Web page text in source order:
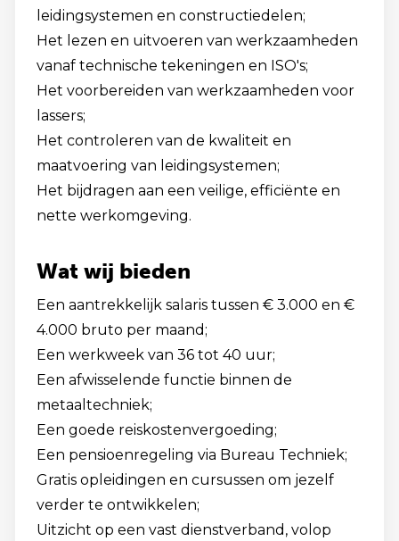
leidingsystemen en constructiedelen;
Het lezen en uitvoeren van werkzaamheden
vanaf technische tekeningen en ISO's;
Het voorbereiden van werkzaamheden voor
lassers;
Het controleren van de kwaliteit en
maatvoering van leidingsystemen;
Het bijdragen aan een veilige, efficiënte en
nette werkomgeving.
Wat wij bieden
Een aantrekkelijk salaris tussen € 3.000 en €
4.000 bruto per maand;
Een werkweek van 36 tot 40 uur;
Een afwisselende functie binnen de
metaaltechniek;
Een goede reiskostenvergoeding;
Een pensioenregeling via Bureau Techniek;
Gratis opleidingen en cursussen om jezelf
verder te ontwikkelen;
Uitzicht op een vast dienstverband, volop